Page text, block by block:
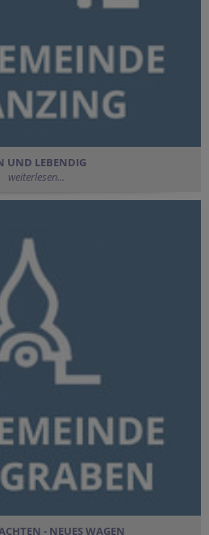
UND LEBENDIG
weiterlesen...
- NEUES WAGEN